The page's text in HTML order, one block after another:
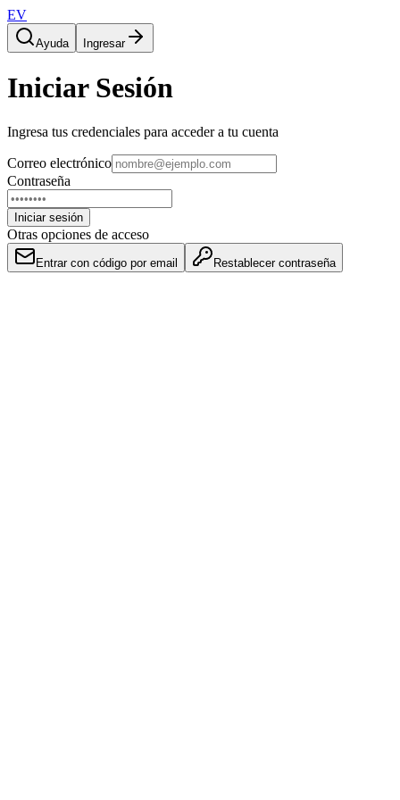
EV
Ayuda Ingresar
Iniciar Sesión
Ingresa tus credenciales para acceder a tu cuenta
Correo electrónico
Contraseña
Iniciar sesión
Otras opciones de acceso
Entrar con código por email Restablecer contraseña